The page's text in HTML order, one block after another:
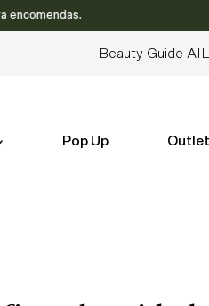
Beauty Guide AI
Pop Up